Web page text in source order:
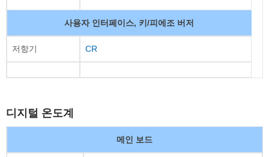
사용자 인터페이스, 키/피에조 버저
저항기 CR
디지털 온도계
메인 보드